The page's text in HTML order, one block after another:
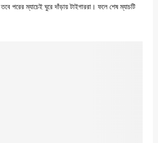
পরের ম্যাচেই ঘুরে দাঁড়ায় টাইগাররা। ফলে শেষ ম্যাচটি